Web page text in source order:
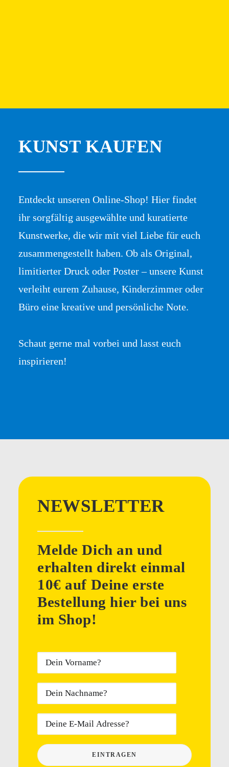
KUNST KAUFEN
Entdeckt unseren Online-Shop! Hier findet
ihr sorgfältig ausgewählte und kuratierte
Kunstwerke, die wir mit viel Liebe für euch
zusammengestellt haben. Ob als Original,
limitierter Druck oder Poster – unsere Kunst
verleiht eurem Zuhause, Kinderzimmer oder
Büro eine kreative und persönliche Note.
Schaut gerne mal vorbei und lasst euch
inspirieren!
NEWSLETTER
Melde Dich an und
erhalten direkt einmal
10€ auf Deine erste
Bestellung hier bei uns
im Shop!